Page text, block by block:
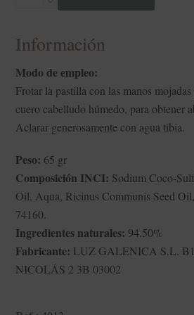
cantidad
Información
Modo de empleo:
Frotar la pastilla con las manos
cuero cabelludo húmedo, para obtener
Aclarar generosamente con agua tibia.
Peso: 65 gr
Composición INCI: Sodium Coco-
Oil, Aqua, Ricinus Communis Seed
74160.
Ingredientes naturales: 94.50%
Fabricante: LUZ GALENICA S.L.
NICOLÁS 2 3B 03002